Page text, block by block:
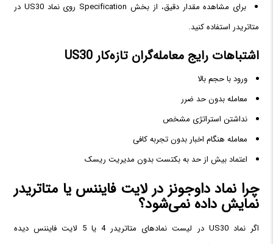
برای مشاهده مقدار دقیق، از بخش Specification روی نماد US30 در
متاتریدر استفاده کنید.
اشتباهات رایج معامله‌گران تازه‌کار US30
ورود با حجم بالا
معامله بدون حد ضرر
نداشتن استراتژی مشخص
معامله هنگام اخبار بدون تجربه کافی
اعتماد بیش از حد به بکتست بدون مدیریت ریسک
چرا نماد داوجونز در لایت فایننس یا متاتریدر
نمایش داده نمی‌شود؟
اگر نماد US30 در لیست نمادهای متاتریدر 4 یا 5 لایت فایننس دیده